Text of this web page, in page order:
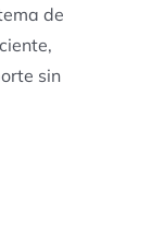
de
sin